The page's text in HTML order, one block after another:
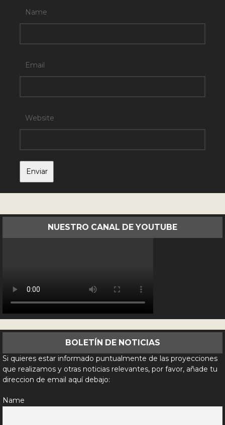
Name
Email
Website
NUESTRO CANAL DE YOUTUBE
BOLETÍN DE NOTICIAS
Si quieres estar informado puntualmente de las proyecciones
que realizamos y otras noticias relevantes, por favor, añade tu
direccion de email aquí debajo:
Name